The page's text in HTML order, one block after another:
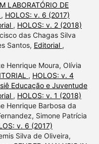
LABORATÓRIO DE
, HOLOS: v. 6 (2017)
, HOLOS: v. 2 (2018)
das Chagas Silva
Santos, Editorial ,
Henrique Moura, Olívia
, HOLOS: v. 4
Educação e Juventude
, HOLOS: v. 1 (2018)
Henrique Barbosa da
Simone Patrícia
v. 6 (2017)
Silva de Oliveira,